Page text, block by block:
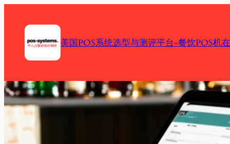
content
美国POS系统选型与测评平台-餐饮POS机